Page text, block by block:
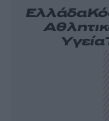
Ελλάδα
Υγεία